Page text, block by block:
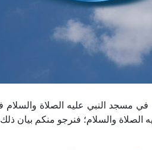
مسجد النبي عليه الصلاة والسلام
الصلاة والسلام؛ فنرجو منكم بيان